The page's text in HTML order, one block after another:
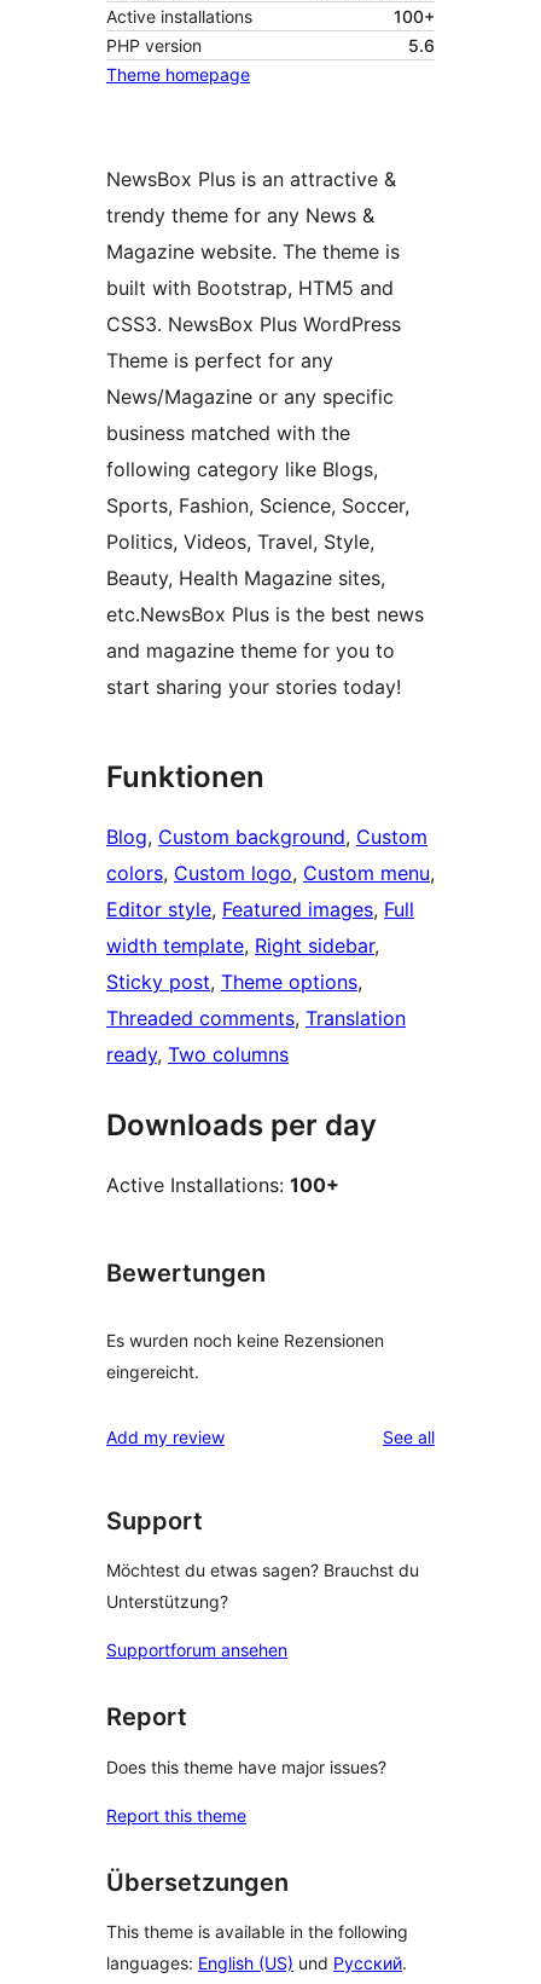
Active installations
100+
PHP version
5.6
Theme homepage
NewsBox Plus is an attractive &
trendy theme for any News &
Magazine website. The theme is
built with Bootstrap, HTM5 and
CSS3. NewsBox Plus WordPress
Theme is perfect for any
News/Magazine or any specific
business matched with the
following category like Blogs,
Sports, Fashion, Science, Soccer,
Politics, Videos, Travel, Style,
Beauty, Health Magazine sites,
etc.NewsBox Plus is the best news
and magazine theme for you to
start sharing your stories today!
Funktionen
Blog, Custom background, Custom
colors, Custom logo, Custom menu
Editor style, Featured images, Full
width template, Right sidebar
Sticky post, Theme options
Threaded comments, Translation
ready, Two columns
Downloads per day
Active Installations: 100+
Bewertungen
Es wurden noch keine Rezensionen
eingereicht.
Add my review See allreviews
Support
Möchtest du etwas sagen? Brauchst du
Unterstützung?
Supportforum ansehen
Report
Does this theme have major issues?
Report this theme
Übersetzungen
This theme is available in the following
languages: English (US) und Русский.